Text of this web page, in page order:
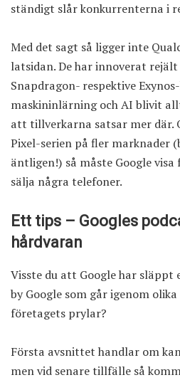
ständigt slår konkurrenterna i
Med det sagt så ligger inte
latsidan. De har innoverat rejält
Snapdragon- respektive
maskininlärning och AI blivit
att tillverkarna satsar mer där.
Pixel-serien på fler marknader
äntligen!) så måste Google
sälja några telefoner.
Ett tips – Googles
hårdvaran
Visste du att Google har släppt
by Google som går igenom
företagets prylar?
Första avsnittet handlar om
men vid senare tillfälle så